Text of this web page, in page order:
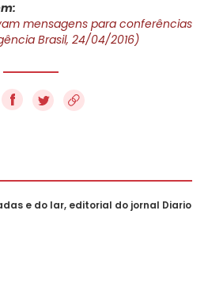
mensagens para conferências
Brasil, 24/04/2016)
f
e do lar, editorial do jornal Diario